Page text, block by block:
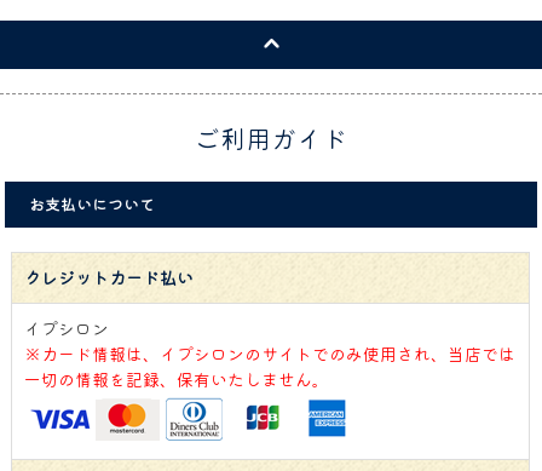
ご利用ガイド
お支払いについて
クレジットカード払い
イプシロン
※カード情報は、イプシロンのサイトでのみ使用され、当店では
一切の情報を記録、保有いたしません。